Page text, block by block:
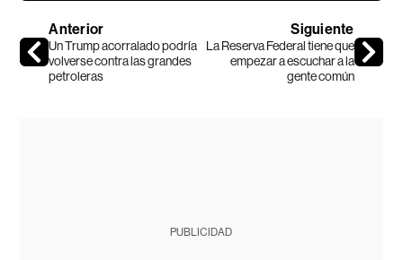
Anterior
Un Trump acorralado podría
volverse contra las grandes
petroleras
Siguiente
La Reserva Federal tiene que
empezar a escuchar a la
gente común
PUBLICIDAD